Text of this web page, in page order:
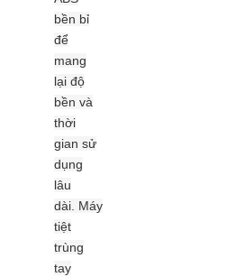
bền bỉ
để
mang
lại độ
bền và
thời
gian sử
dụng
lâu
dài. Máy
tiệt
trùng
tay